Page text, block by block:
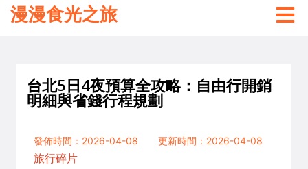
漫漫食光之旅
台北5日4夜預算全攻略：自由行開銷
明細與省錢行程規劃
發佈時間：2026-04-08
更新時間：2026-04-08
旅行碎片